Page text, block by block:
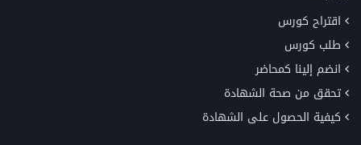
اقتراح كورس
طلب كورس
انضم إلينا كمحاضر
تحقق من صحة الشهادة
كيفية الحصول على الشهادة